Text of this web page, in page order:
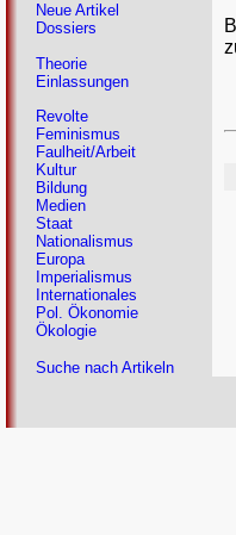
Neue Artikel
Dossiers
Theorie
Einlassungen
Revolte
Feminismus
Faulheit/Arbeit
Kultur
Bildung
Medien
Staat
Nationalismus
Europa
Imperialismus
Internationales
Pol. Ökonomie
Ökologie
Suche nach Artikeln